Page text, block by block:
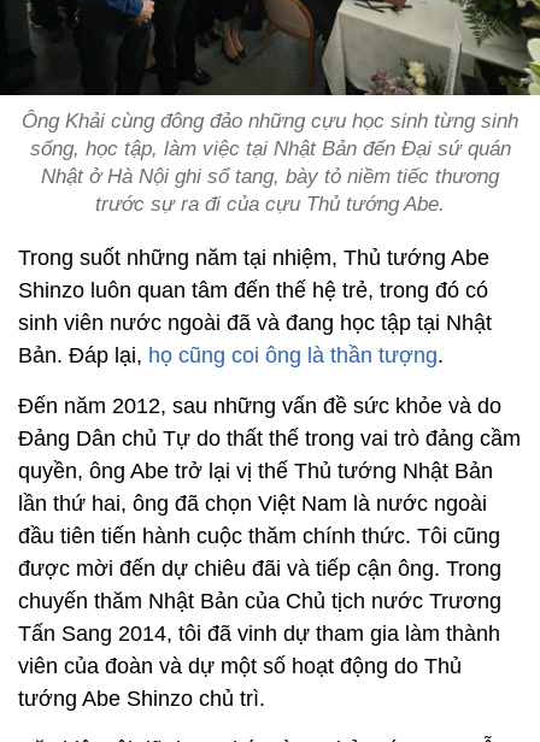
Ông Khải cùng đông đảo những cựu học sinh từng sinh
sống, học tập, làm việc tại Nhật Bản đến Đại sứ quán
Nhật ở Hà Nội ghi sổ tang, bày tỏ niềm tiếc thương
trước sự ra đi của cựu Thủ tướng Abe.
Trong suốt những năm tại nhiệm, Thủ tướng Abe
Shinzo luôn quan tâm đến thế hệ trẻ, trong đó có
sinh viên nước ngoài đã và đang học tập tại Nhật
Bản. Đáp lại, họ cũng coi ông là thần tượng.
Đến năm 2012, sau những vấn đề sức khỏe và do
Đảng Dân chủ Tự do thất thế trong vai trò đảng cầm
quyền, ông Abe trở lại vị thế Thủ tướng Nhật Bản
lần thứ hai, ông đã chọn Việt Nam là nước ngoài
đầu tiên tiến hành cuộc thăm chính thức. Tôi cũng
được mời đến dự chiêu đãi và tiếp cận ông. Trong
chuyến thăm Nhật Bản của Chủ tịch nước Trương
Tấn Sang 2014, tôi đã vinh dự tham gia làm thành
viên của đoàn và dự một số hoạt động do Thủ
tướng Abe Shinzo chủ trì.